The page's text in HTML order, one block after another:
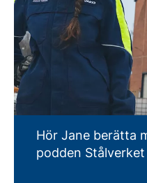
Hör Jane berätta
podden Stålverket